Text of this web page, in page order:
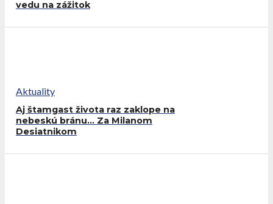
vedu na zážitok
Aktuality
Aj štamgast života raz zaklope na
nebeskú bránu… Za Milanom
Desiatnikom